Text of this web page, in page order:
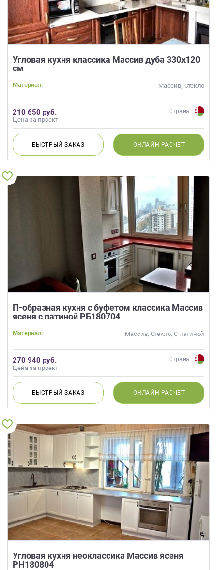
Угловая кухня классика Массив дуба 330х120
см
Материал: Массив, Стекло
210 650 руб.
Цена за проект
Страна:
БЫСТРЫЙЗАКАЗ ОНЛАЙН РАСЧЕТ
П-образная кухня с буфетом классика Массив
ясеня с патиной РБ180704
Материал: Массив, Стекло, С патиной
270 940 руб.
Цена за проект
Страна:
БЫСТРЫЙЗАКАЗ ОНЛАЙН РАСЧЕТ
Угловая кухня неоклассика Массив ясеня
РН180804